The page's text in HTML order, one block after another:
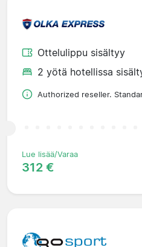
Ottelulippu sisältyy
2 yötä hotellissa
Authorized reseller.
Lue lisää/Varaa
312 €